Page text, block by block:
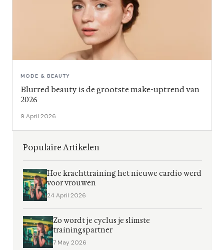
MODE & BEAUTY
Blurred beauty is de grootste make-uptrend van
2026
9 April 2026
Populaire Artikelen
Hoe krachttraining het nieuwe cardio werd
voor vrouwen
24 April 2026
Zo wordt je cyclus je slimste
trainingspartner
7 May 2026